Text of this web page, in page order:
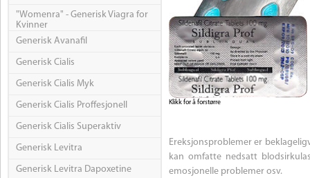
"Womenra" - Generisk Viagra for
Kvinner
Generisk Avanafil
Generisk Cialis
Generisk Cialis Myk
Generisk Cialis Proffesjonell
Generisk Cialis Superaktiv
Generisk Levitra
Generisk Levitra Dapoxetine
Klikk for å forstørre
Ereksjonsproblemer er
kan omfatte nedsatt
emosjonelle problemer osv.